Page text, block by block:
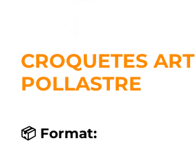
CROQUETES ART
POLLASTRE
📦 Format: